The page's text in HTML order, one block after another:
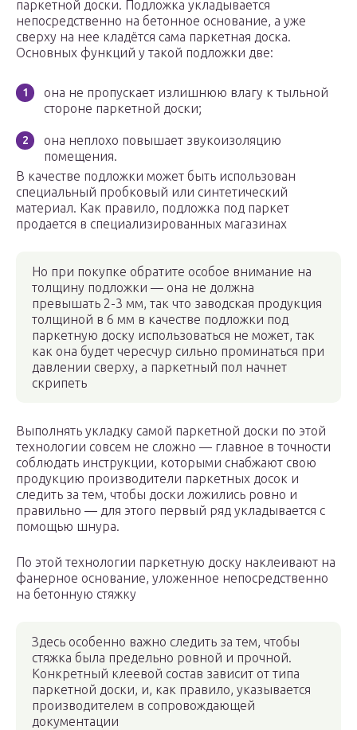
паркетной доски. Подложка укладывается
непосредственно на бетонное основание, а уже
сверху на нее кладётся сама паркетная доска.
Основных функций у такой подложки две:
она не пропускает излишнюю влагу к тыльной
стороне паркетной доски;
она неплохо повышает звукоизоляцию
помещения.
В качестве подложки может быть использован
специальный пробковый или синтетический
материал. Как правило, подложка под паркет
продается в специализированных магазинах
Но при покупке обратите особое внимание на
толщину подложки — она не должна
превышать 2-3 мм, так что заводская продукция
толщиной в 6 мм в качестве подложки под
паркетную доску использоваться не может, так
как она будет чересчур сильно проминаться при
давлении сверху, а паркетный пол начнет
скрипеть
Выполнять укладку самой паркетной доски по этой
технологии совсем не сложно — главное в точности
соблюдать инструкции, которыми снабжают свою
продукцию производители паркетных досок и
следить за тем, чтобы доски ложились ровно и
правильно — для этого первый ряд укладывается с
помощью шнура.
По этой технологии паркетную доску наклеивают на
фанерное основание, уложенное непосредственно
на бетонную стяжку
Здесь особенно важно следить за тем, чтобы
стяжка была предельно ровной и прочной.
Конкретный клеевой состав зависит от типа
паркетной доски, и, как правило, указывается
производителем в сопровождающей
документации